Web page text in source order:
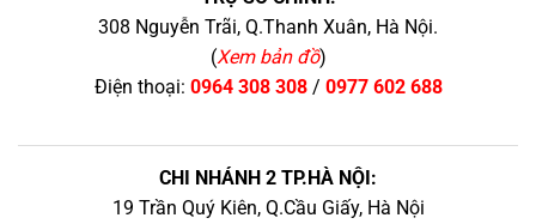
308 Nguyễn Trãi, Q.Thanh Xuân, Hà Nội.
(Xem bản đồ)
Điện thoại: 0964 308 308/ 0977 602 688
CHI NHÁNH 2 TP.HÀ NỘI:
19 Trần Quý Kiên, Q.Cầu Giấy, Hà Nội